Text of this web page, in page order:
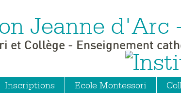
Jeanne d'Arc
et Collège - Enseignement
Inscriptions Ecole Montessori